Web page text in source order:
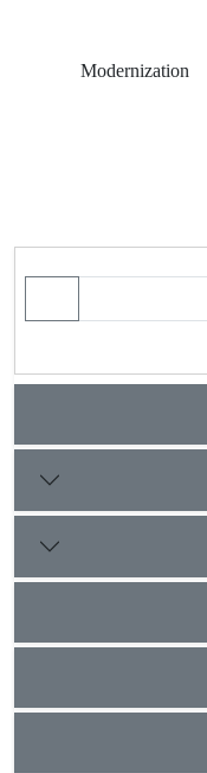
Modernization